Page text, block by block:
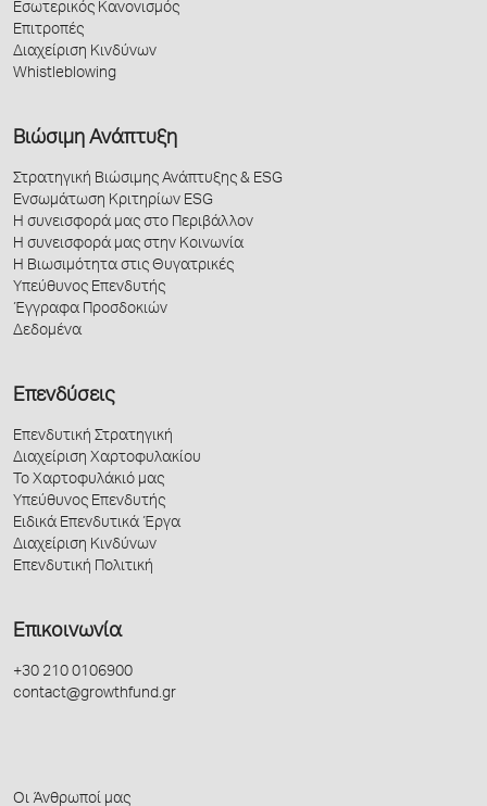
Εσωτερικός Κανονισμός
Επιτροπές
Διαχείριση Κινδύνων
Whistleblowing
Βιώσιμη Ανάπτυξη
Στρατηγική Βιώσιμης Ανάπτυξης & ESG
Ενσωμάτωση Κριτηρίων ESG
Η συνεισφορά μας στο Περιβάλλον
Η συνεισφορά μας στην Κοινωνία
Η Βιωσιμότητα στις Θυγατρικές
Υπεύθυνος Επενδυτής
Έγγραφα Προσδοκιών
Δεδομένα
Επενδύσεις
Επενδυτική Στρατηγική
Διαχείριση Χαρτοφυλακίου
Το Χαρτοφυλάκιό μας
Υπεύθυνος Επενδυτής
Ειδικά Επενδυτικά Έργα
Διαχείριση Κινδύνων
Επενδυτική Πολιτική
Επικοινωνία
+30 210 0106900
contact@growthfund.gr
Οι Άνθρωποί μας